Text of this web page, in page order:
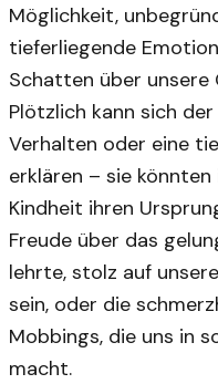
Möglichkeit,
tieferliegende
Schatten über
Plötzlich kann sich
Verhalten oder eine
erklären – sie
Kindheit ihren
Freude über das
lehrte, stolz auf
sein, oder die
Mobbings, die uns in
macht.